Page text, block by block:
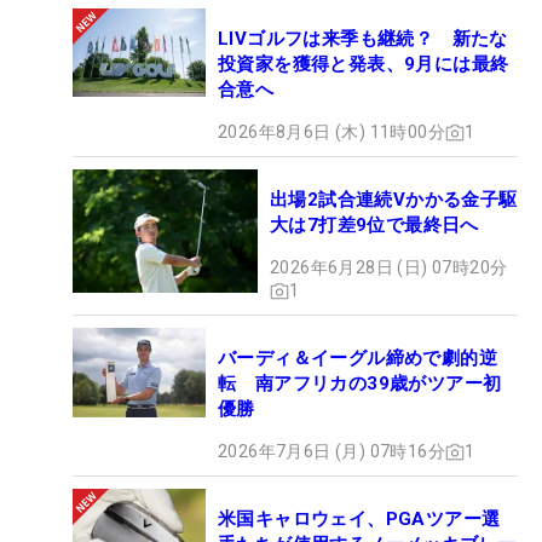
員会の決定が出るまでDPワールドツアーへの出場が
可能。今大会の開幕前には挨拶を無視したローリ
ー・マキロイ（北アイルランド）にティペグを投げ
LIVゴルフは来季も継続？ 新たな
投資家を獲得と発表、9月には最終
合意へ
2026年8月6日 (木) 11時00分 1
出場2試合連続Vかかる金子駆
大は7打差9位で最終日へ
2026年6月28日 (日) 07時20分
1
バーディ＆イーグル締めで劇的逆
転 南アフリカの39歳がツアー初
優勝
2026年7月6日 (月) 07時16分 1
米国キャロウェイ、PGAツアー選